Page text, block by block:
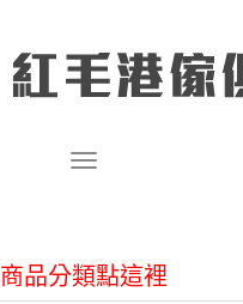
商品分類點這裡